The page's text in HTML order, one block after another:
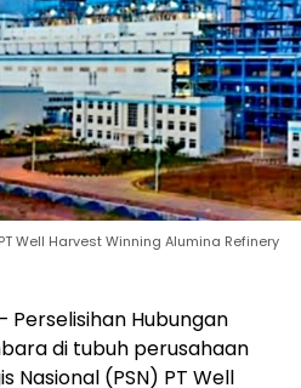
Well Harvest Winning Alumina Refinery
Perselisihan Hubungan
di tubuh perusahaan
Nasional (PSN) PT Well